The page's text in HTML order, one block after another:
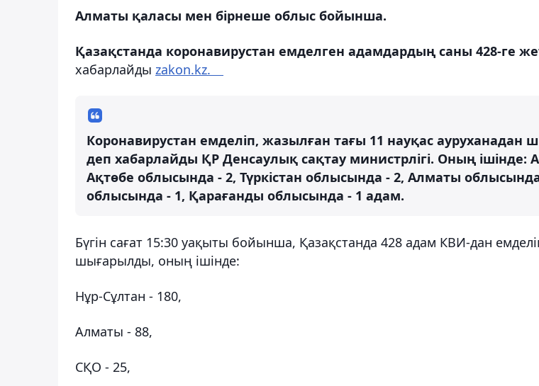
Алматы қаласы мен бірнеше облыс бойынша.
Қазақстанда коронавирустан емделген адамдардың саны 428-ге
хабарлайды zakon.kz. ⠀
Коронавирустан емделіп, жазылған тағы 11 науқас ауруханадан
деп хабарлайды ҚР Денсаулық сақтау министрлігі. Оның ішінде:
Ақтөбе облысында - 2, Түркістан облысында - 2, Алматы
облысында - 1, Қарағанды ​​облысында - 1 адам.
Бүгін сағат 15:30 уақыты бойынша, Қазақстанда 428 адам КВИ-дан
шығарылды, оның ішінде:
Нұр-Сұлтан - 180,
Алматы - 88,
СҚО - 25,